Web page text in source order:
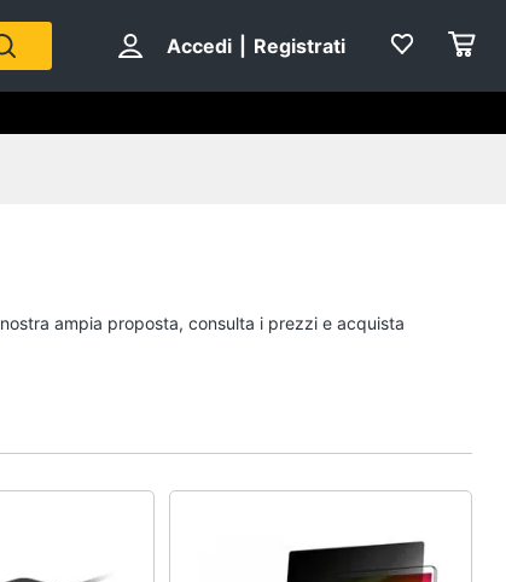
Accedi Registrati
ampia proposta, consulta i prezzi e acquista